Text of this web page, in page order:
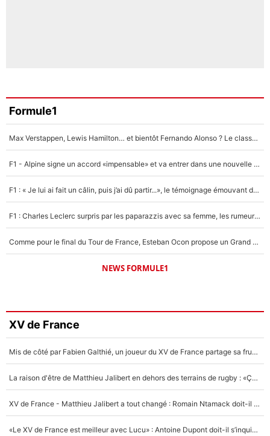
Formule1
Max Verstappen, Lewis Hamilton… et bientôt Fernando Alonso ? Le classement des pilotes les mieux payés en Formule 1 risque de changer !
F1 - Alpine signe un accord «impensable» et va entrer dans une nouvelle dimension : Grande nouvelle pour Pierre Gasly !
F1 : « Je lui ai fait un câlin, puis j’ai dû partir...», le témoignage émouvant de Max Verstappen sur sa fille
F1 : Charles Leclerc surpris par les paparazzis avec sa femme, les rumeurs étaient vraies !
Comme pour le final du Tour de France, Esteban Ocon propose un Grand Prix de Formule 1 à Paris : «Autour de l’Arc de Triomphe, ce serait génial» !
NEWS FORMULE1
XV de France
Mis de côté par Fabien Galthié, un joueur du XV de France partage sa frustration : «ils ne me l’ont pas dit tout de suite»
La raison d'être de Matthieu Jalibert en dehors des terrains de rugby : «Ça m'atteint autant que si tu touches à un membre de ma famille»
XV de France - Matthieu Jalibert a tout changé : Romain Ntamack doit-il s’inquiéter pour sa place à un an de la Coupe du monde ?
«Le XV de France est meilleur avec Lucu» : Antoine Dupont doit-il s’inquiéter pour sa place ?